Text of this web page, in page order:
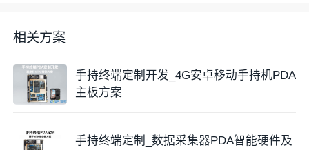
传感器 力传感器/距离传感器 光线传感器 陀螺仪
地磁传感器
电池容量 ：4300mAh低温电池
相关方案
手持终端定制开发_4G安卓移动手持机PDA
主板方案
手持终端定制_数据采集器PDA智能硬件及